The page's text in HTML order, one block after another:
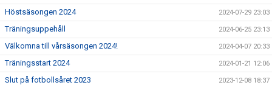
Höstsäsongen 2024 2024-07-29 23:03
Träningsuppehåll 2024-06-25 23:13
Välkomna till vårsäsongen 2024! 2024-04-07 20:33
Träningsstart 2024 2024-01-21 12:06
Slut på fotbollsåret 2023 2023-12-08 18:37